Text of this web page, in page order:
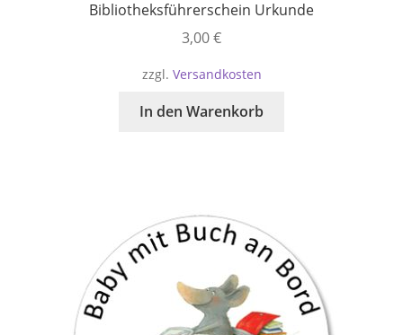
Bibliotheksführerschein Urkunde
3,00€
zzgl. Versandkosten
In den Warenkorb